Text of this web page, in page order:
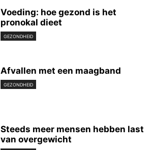
Voeding: hoe gezond is het
pronokal dieet
GEZONDHEID
Afvallen met een maagband
GEZONDHEID
Steeds meer mensen hebben last
van overgewicht